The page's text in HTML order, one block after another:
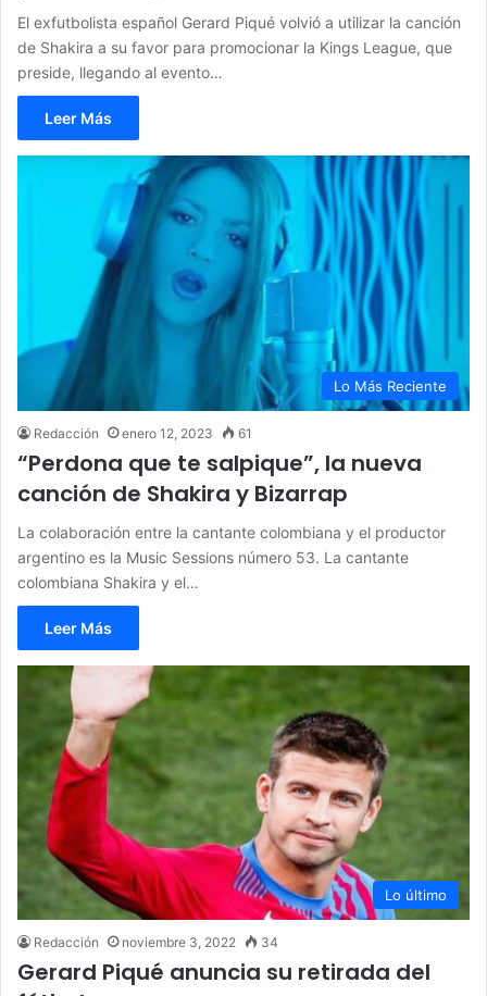
El exfutbolista español Gerard Piqué volvió a utilizar la canción
de Shakira a su favor para promocionar la Kings League, que
preside, llegando al evento…
Leer Más
Lo Más Reciente
Redacción enero 12, 2023 61
“Perdona que te salpique”, la nueva
canción de Shakira y Bizarrap
La colaboración entre la cantante colombiana y el productor
argentino es la Music Sessions número 53. La cantante
colombiana Shakira y el…
Leer Más
Lo último
Redacción noviembre 3, 2022 34
Gerard Piqué anuncia su retirada del